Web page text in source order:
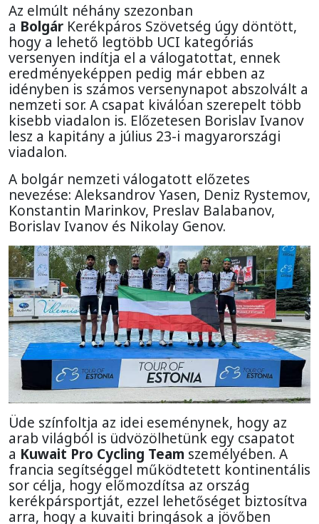
Az elmúlt néhány szezonban
a Bolgár Kerékpáros Szövetség úgy döntött,
hogy a lehető legtöbb UCI kategóriás
versenyen indítja el a válogatottat, ennek
eredményeképpen pedig már ebben az
idényben is számos versenynapot abszolvált a
nemzeti sor. A csapat kiválóan szerepelt több
kisebb viadalon is. Előzetesen Borislav Ivanov
lesz a kapitány a július 23-i magyarországi
viadalon.
A bolgár nemzeti válogatott előzetes
nevezése: Aleksandrov Yasen, Deniz Rystemov,
Konstantin Marinkov, Preslav Balabanov,
Borislav Ivanov és Nikolay Genov.
Üde színfoltja az idei eseménynek, hogy az
arab világból is üdvözölhetünk egy csapatot
a Kuwait Pro Cycling Team személyében. A
francia segítséggel működtetett kontinentális
sor célja, hogy előmozdítsa az ország
kerékpársportját, ezzel lehetőséget biztosítva
arra, hogy a kuvaiti bringások a jövőben